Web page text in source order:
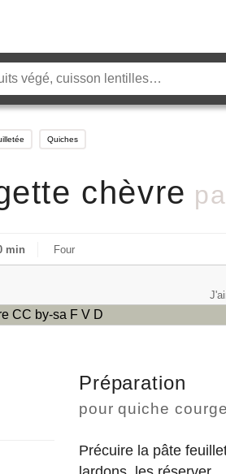
Quiches
chèvre
min Four
Préparation
pour quiche
Précuire la pâte